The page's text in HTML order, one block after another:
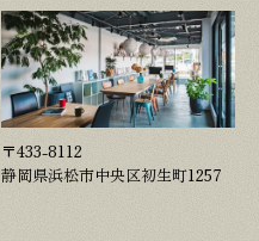
〒433-8112
静岡県浜松市中央区初生町1257